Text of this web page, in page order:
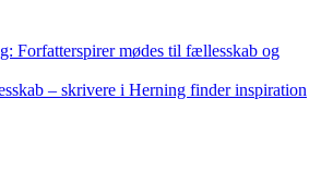
Forfatterspirer mødes til fællesskab og
– skrivere i Herning finder inspiration